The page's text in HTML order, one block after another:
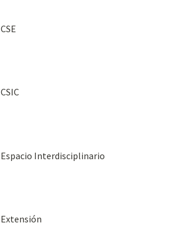
CSE
CSIC
Espacio Interdisciplinario
Extensión